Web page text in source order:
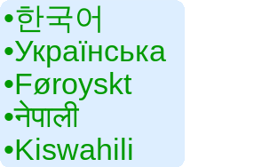
•‎한국어
•‎Українська
•‎Føroyskt
•‎नेपाली
•‎Kiswahili